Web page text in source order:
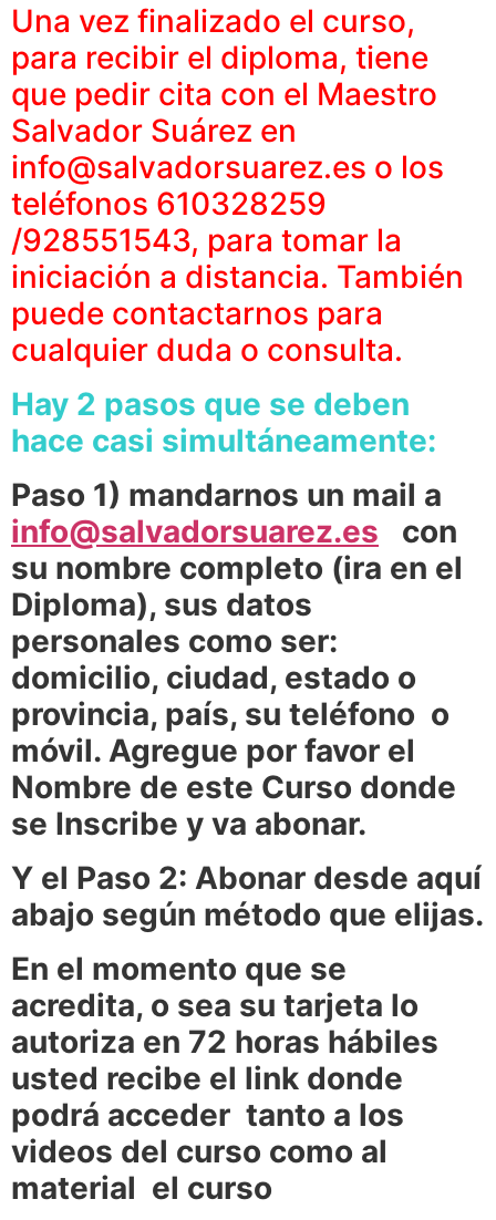
Una vez finalizado el curso,
para recibir el diploma, tiene
que pedir cita con el Maestro
Salvador Suárez en
info@salvadorsuarez.es o los
teléfonos 610328259
/928551543, para tomar la
iniciación a distancia. También
puede contactarnos para
cualquier duda o consulta.
Hay 2 pasos que se deben
hace casi simultáneamente:
Paso 1) mandarnos un mail a
info@salvadorsuarez.es con
su nombre completo (ira en el
Diploma), sus datos
personales como ser:
domicilio, ciudad, estado o
provincia, país, su teléfono o
móvil. Agregue por favor el
Nombre de este Curso donde
se Inscribe y va abonar.
Y el Paso 2: Abonar desde aquí
abajo según método que elijas.
En el momento que se
acredita, o sea su tarjeta lo
autoriza en 72 horas hábiles
usted recibe el link donde
podrá acceder tanto a los
videos del curso como al
material el curso